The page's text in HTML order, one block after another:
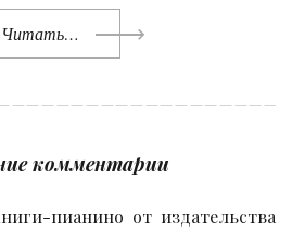
Читать…
комментарии
пианино от издательства